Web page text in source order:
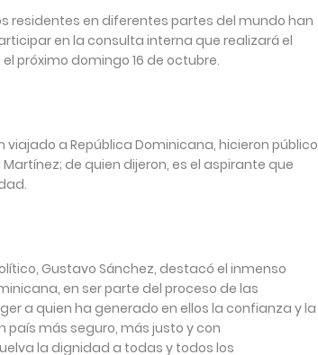
residentes en diferentes partes del mundo han
en la consulta interna que realizará el
próximo domingo 16 de octubre.
viajado a República Dominicana, hicieron público
de quien dijeron, es el aspirante que
Gustavo Sánchez, destacó el inmenso
en ser parte del proceso de las
a quien ha generado en ellos la confianza y la
más seguro, más justo y con
la dignidad a todas y todos los